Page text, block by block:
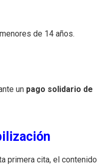
de 14 años.
un pago solidario de
primera cita, el contenido